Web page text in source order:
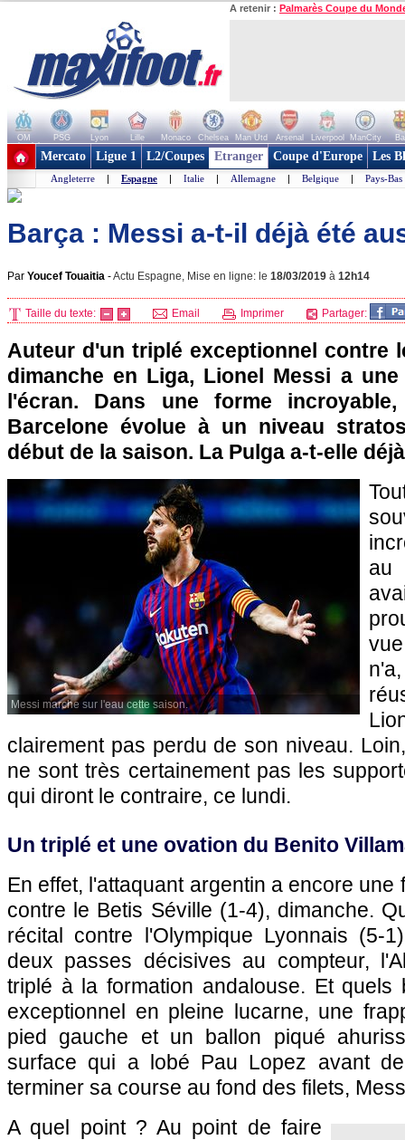
A retenir : Palmarès Coupe du
OM PSG Lyon Lille Monaco Chelsea Man Utd Arsenal Liverpool ManCity
+ de clubs
Mercato Ligue 1 L2/Coupes Etranger Coupe d'Europe Les
Angleterre | Espagne | Italie | Allemagne | Belgique | Pays-Bas
Barça : Messi a-t-il déjà été
Par Youcef Touaitia -Actu Espagne, Mise en ligne: le 18/03/2019 à 12h14
Taille du texte: Email Imprimer Partager:
Auteur d'un triplé exceptionnel contre
dimanche en Liga, Lionel Messi a
l'écran. Dans une forme
Barcelone évolue à un niveau
début de la saison. La Pulga a-t-elle
Messi marche sur l'eau cette saison.
au
clairement pas perdu de son niveau.
ne sont très certainement pas les
qui diront le contraire, ce lundi.
Un triplé et une ovation du Benito
En effet, l'attaquant argentin a encore une
contre le Betis Séville (1-4), dimanche.
récital contre l'Olympique Lyonnais (5-
deux passes décisives au compteur,
triplé à la formation andalouse. Et
exceptionnel en pleine lucarne, une
pied gauche et un ballon piqué
surface qui a lobé Pau Lopez avant
terminer sa course au fond des filets,
A quel point ? Au point de faire